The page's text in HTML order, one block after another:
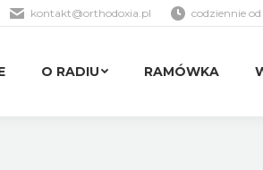
kontakt@orthodoxia.pl codziennie
O RADIU RAMÓWKA